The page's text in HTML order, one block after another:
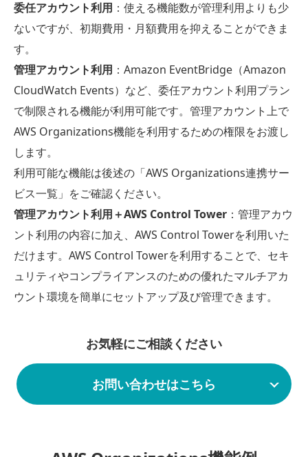
委任アカウント利用 ：使える機能数が管理利用よりも少
ないですが、初期費用・月額費用を抑えることができま
す。
管理アカウント利用 ：Amazon EventBridge（Amazon
CloudWatch Events）など、委任アカウント利用プラン
で制限される機能が利用可能です。管理アカウント上で
AWS Organizations機能を利用するための権限をお渡し
します。
利用可能な機能は後述の「AWS Organizations連携サー
ビス一覧」をご確認ください。
管理アカウント利用＋AWS Control Tower ：管理アカウ
ント利用の内容に加え、AWS Control Towerを利用いた
だけます。AWS Control Towerを利用することで、セキ
ュリティやコンプライアンスのための優れたマルチアカ
ウント環境を簡単にセットアップ及び管理できます。
お気軽にご相談ください
お問い合わせはこちら